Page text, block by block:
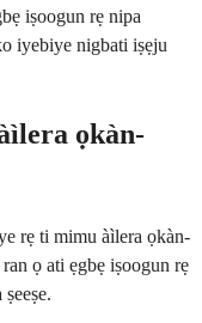
iṣoogun rẹ nipa
iyebiye nigbati iṣẹju
ọkàn-
rẹ ti mimu àìlera ọkàn-
ọ ati ẹgbẹ iṣoogun rẹ